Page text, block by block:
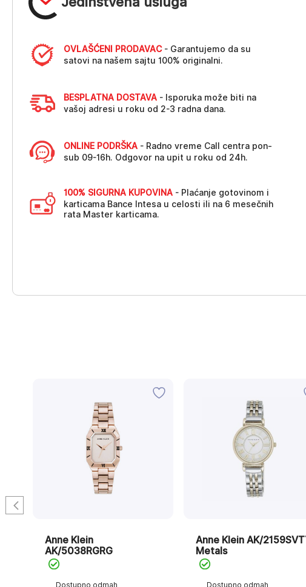
OVLAŠĆENI PRODAVAC- Garantujemo da su
satovi na našem sajtu 100% originalni.
BESPLATNA DOSTAVA - Isporuka može biti na
vašoj adresi u roku od 2-3 radna dana.
ONLINE PODRŠKA - Radno vreme Call centra pon-
sub 09-16h. Odgovor na upit u roku od 24h.
100% SIGURNA KUPOVINA - Plaćanje gotovinom i
karticama Bance Intesa u celosti ili na 6 mesečnih
rata Master karticama.
Dostupno odmah
Anne Klein
AK/5038RGRG
Dostupno odmah
Anne Klein AK/
Metals